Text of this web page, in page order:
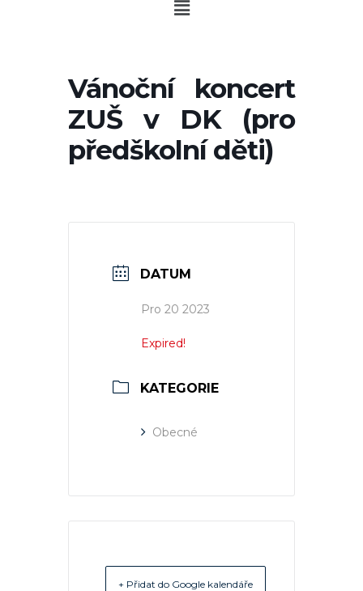
Vánoční koncert
ZUŠ v DK (pro
předškolní děti)
DATUM
Pro 20 2023
Expired!
KATEGORIE
Obecné
+ Přidat do Google kalendáře